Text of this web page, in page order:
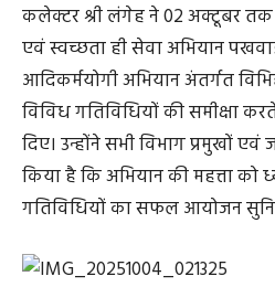
कलेक्टर श्री लंगेह ने 02 अक्टूबर
एवं स्वच्छता ही सेवा अभियान
आदिकर्मयोगी अभियान अंतर्गत
विविध गतिविधियों की समीक्षा
दिए। उन्होंने सभी विभाग प्रमुखों
किया है कि अभियान की महत्ता को
गतिविधियों का सफल आयोजन